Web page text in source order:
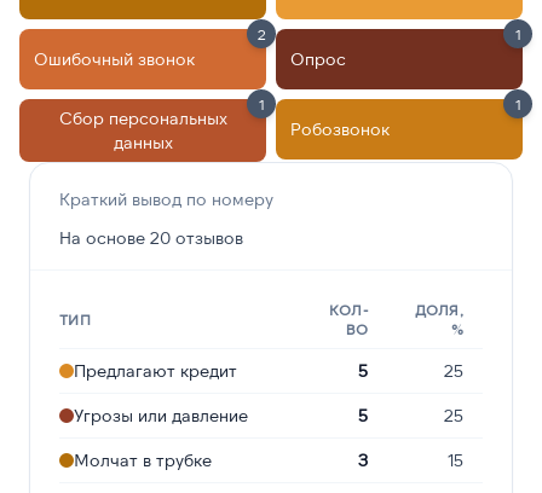
Ошибочный звонок
2
Опрос
1
Сбор персональных
данных
1
Робозвонок
1
Краткий вывод по номеру
На основе 20 отзывов
ТИП
КОЛ-
ВО
ДОЛЯ,
%
Предлагают кредит 5 25
Угрозы или давление 5 25
Молчат в трубке 3 15